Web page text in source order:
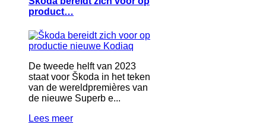
product…
De tweede helft van 2023
staat voor Škoda in het teken
van de wereldpremières van
de nieuwe Superb e...
Lees meer